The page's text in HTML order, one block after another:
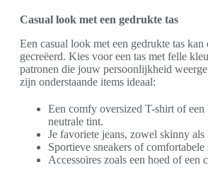
Casual look met een gedrukte tas
Een casual look met een gedrukte tas
gecreëerd. Kies voor een tas met felle
patronen die jouw persoonlijkheid
zijn onderstaande items ideaal:
Een comfy oversized T-shirt of een
neutrale tint.
Je favoriete jeans, zowel skinny als
Sportieve sneakers of comfortabele
Accessoires zoals een hoed of een